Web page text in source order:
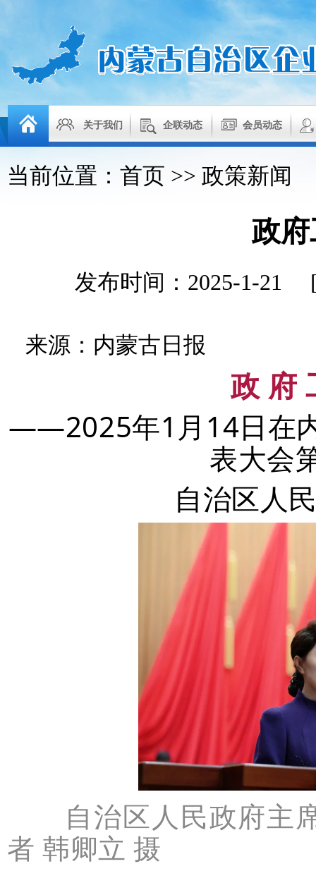
关于我们 企联动态 会员动态
当前位置： 首页 >> 政策新闻
政
发布时间：2025-1-21
来源：内蒙古日报
政 府
——2025年1月14日在
表大会
自治区人
自治区人民政府主席
者 韩卿立 摄